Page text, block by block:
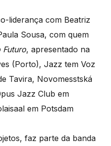
liderança com Beatriz
Sousa, com quem
Futuro, apresentado na
(Porto), Jazz tem Voz
Tavira, Novomesstská
Jazz Club em
em Potsdam
faz parte da banda